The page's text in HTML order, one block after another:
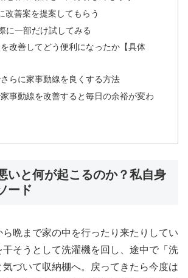
善案を提案してもらう
に一部だけ試してみる
改善してどう便利になったか【具体
らに家事動線を良くする方法
事動線を改善すると毎日の余裕が変わ
いと何が起こるのか？私自身
ード
ら晩まで家の中を行ったり来たりしてい
干そうとして洗濯機を回し、途中で「洗
づいて収納棚へ。戻ってきたら今度は